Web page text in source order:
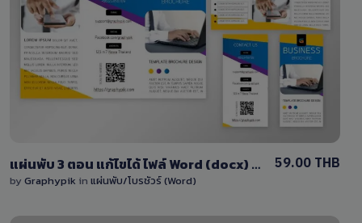
View Details
1 Sale
แผ่นพับ 3 ตอน แก้ไขได้ ไฟล์ Word (docx) หน้า-หลัง
by Graphypik in แผ่นพับ/โบรชัวร์ (Word)
59.00 THB